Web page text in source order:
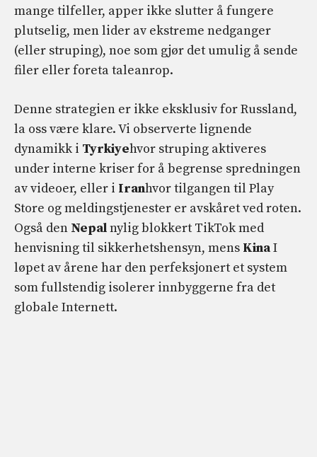
mange tilfeller, apper ikke slutter å fungere
plutselig, men lider av ekstreme nedganger
(eller struping), noe som gjør det umulig å sende
filer eller foreta taleanrop.
Denne strategien er ikke eksklusiv for Russland,
la oss være klare. Vi observerte lignende
dynamikk i Tyrkiyehvor struping aktiveres
under interne kriser for å begrense spredningen
av videoer, eller i Iranhvor tilgangen til Play
Store og meldingstjenester er avskåret ved roten.
Også den Nepalnylig blokkert TikTok med
henvisning til sikkerhetshensyn, mens KinaI
løpet av årene har den perfeksjonert et system
som fullstendig isolerer innbyggerne fra det
globale Internett.